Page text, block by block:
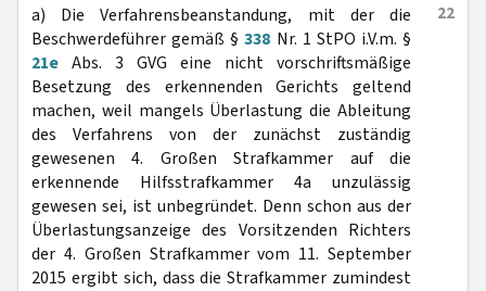
22
a) Die Verfahrensbeanstandung, mit der die
Beschwerdeführer gemäß §338 Nr. 1 StPO i.V.m. §
21e Abs. 3 GVG eine nicht vorschriftsmäßige
Besetzung des erkennenden Gerichts geltend
machen, weil mangels Überlastung die Ableitung
des Verfahrens von der zunächst zuständig
gewesenen 4. Großen Strafkammer auf die
erkennende Hilfsstrafkammer 4a unzulässig
gewesen sei, ist unbegründet. Denn schon aus der
Überlastungsanzeige des Vorsitzenden Richters
der 4. Großen Strafkammer vom 11. September
2015 ergibt sich, dass die Strafkammer zumindest